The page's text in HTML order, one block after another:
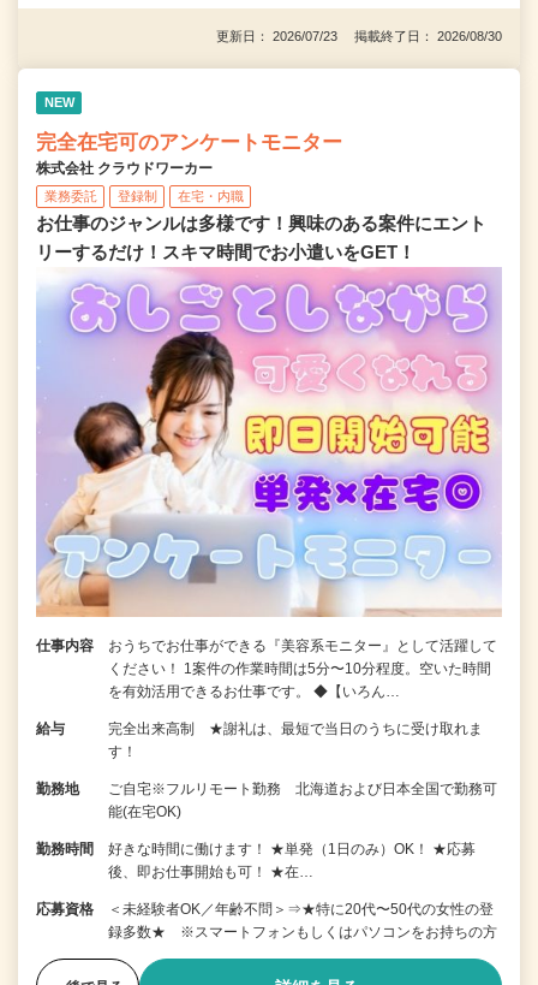
更新日： 2026/07/23 掲載終了日： 2026/08/30
NEW
完全在宅可のアンケートモニター
株式会社 クラウドワーカー
業務委託 登録制 在宅・内職
お仕事のジャンルは多様です！興味のある案件にエント
リーするだけ！スキマ時間でお小遣いをGET！
仕事内容
おうちでお仕事ができる『美容系モニター』として活躍して
ください！ 1案件の作業時間は5分〜10分程度。空いた時間
を有効活用できるお仕事です。 ◆【いろん…
給与
完全出来高制 ★謝礼は、最短で当日のうちに受け取れま
す！
勤務地
ご自宅※フルリモート勤務 北海道および日本全国で勤務可
能(在宅OK)
勤務時間
好きな時間に働けます！ ★単発（1日のみ）OK！ ★応募
後、即お仕事開始も可！ ★在…
応募資格
＜未経験者OK／年齢不問＞⇒★特に20代〜50代の女性の登
録多数★ ※スマートフォンもしくはパソコンをお持ちの方